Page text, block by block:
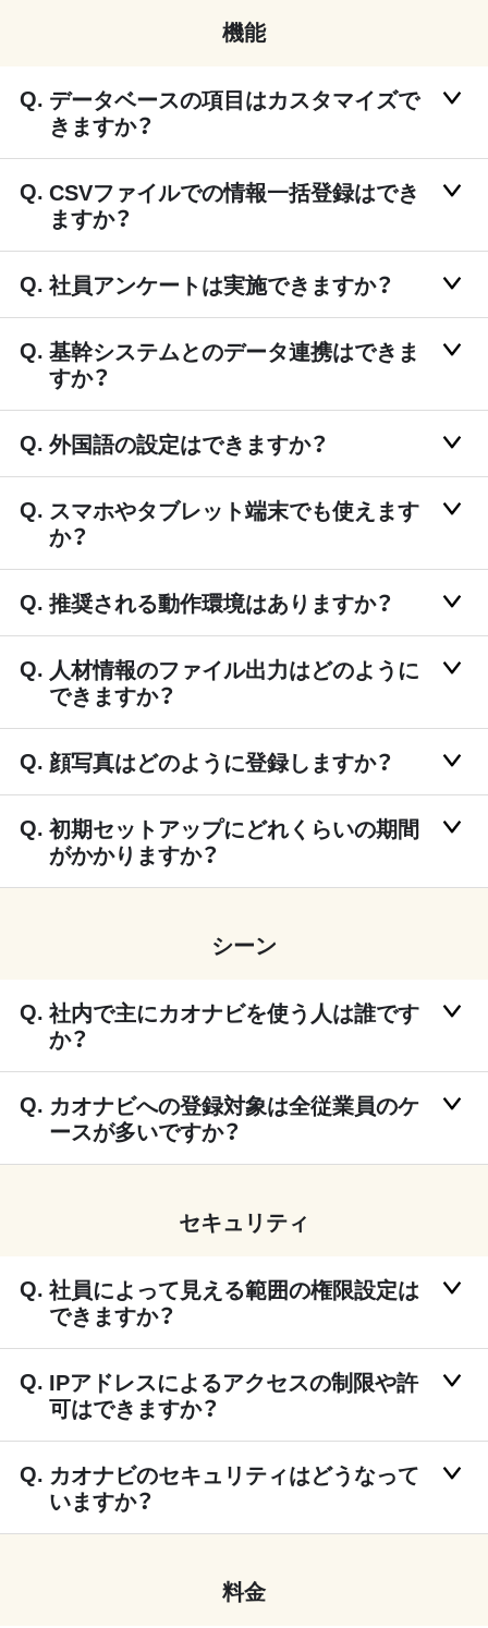
機能
データベースの項目はカスタマイズで
きますか？
CSVファイルでの情報一括登録はでき
ますか？
社員アンケートは実施できますか？
基幹システムとのデータ連携はできま
すか？
外国語の設定はできますか？
スマホやタブレット端末でも使えます
か？
推奨される動作環境はありますか？
人材情報のファイル出力はどのように
できますか？
顔写真はどのように登録しますか？
初期セットアップにどれくらいの期間
がかかりますか？
シーン
社内で主にカオナビを使う人は誰です
か？
カオナビへの登録対象は全従業員のケ
ースが多いですか？
セキュリティ
社員によって見える範囲の権限設定は
できますか？
IPアドレスによるアクセスの制限や許
可はできますか？
カオナビのセキュリティはどうなって
いますか？
料金